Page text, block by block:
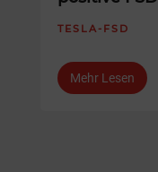
TESLA-FSD
Mehr Lesen